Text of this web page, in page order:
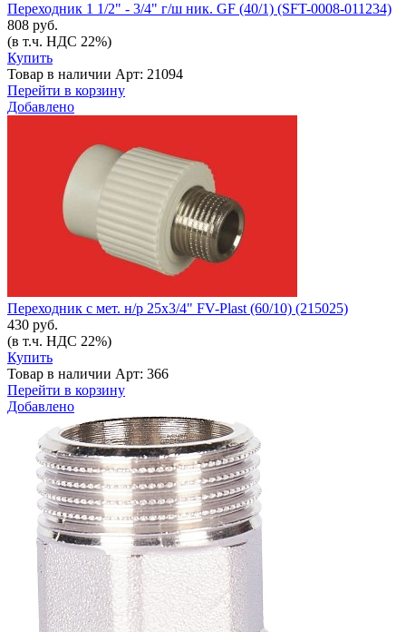
Переходник 1 1/2" - 3/4" г/ш ник. GF (40/1) (SFT-0008-011234)
808 руб.
(в т.ч. НДС 22%)
Купить
Товар в наличии Арт: 21094
Перейти в корзину
Добавлено
Переходник с мет. н/р 25х3/4" FV-Plast (60/10) (215025)
430 руб.
(в т.ч. НДС 22%)
Купить
Товар в наличии Арт: 366
Перейти в корзину
Добавлено